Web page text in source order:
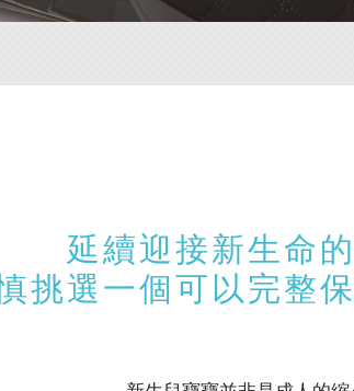
延續迎接新生命
挑選一個可以完整